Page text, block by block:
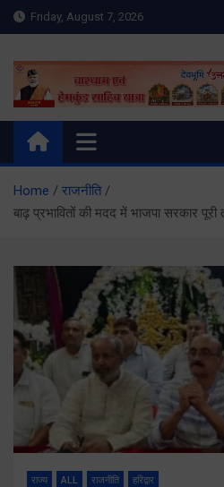
Skip
to
Friday, August 7, 2026
Meru Raibar |
News |
meruraibar.com
Home
राजनीति
बाढ़ प्रभावितों की मदद में भाजपा सरकार
राज्य ALL राजनीति हरिद्वार